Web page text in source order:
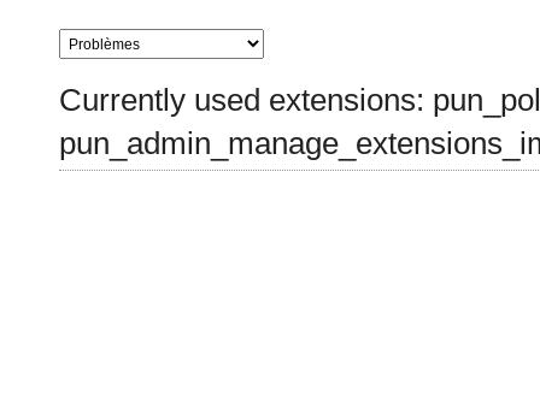
Currently used extensions: